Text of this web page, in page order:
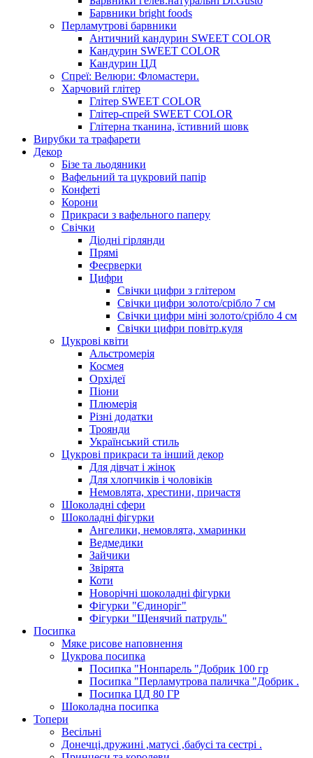
Барвники bright foods
Перламутрові барвники
Античний кандурин SWEET COLOR
Кандурин SWEET COLOR
Кандурин ЦД
Спреї: Велюри: Фломастери.
Харчовий глітер
Глітер SWEET COLOR
Глітер-спрей SWEET COLOR
Глітерна тканина, їстивний шовк
Вирубки та трафарети
Декор
Бізе та льодяники
Вафельний та цукровий папір
Конфеті
Корони
Прикраси з вафельного паперу
Свічки
Діодні гірлянди
Прямі
Феєрверки
Цифри
Свічки цифри з глітером
Свічки цифри золото/срібло 7 см
Свічки цифри міні золото/срібло 4 см
Свічки цифри повітр.куля
Цукрові квіти
Альстромерія
Космея
Орхідеї
Піони
Плюмерія
Різні додатки
Троянди
Український стиль
Цукрові прикраси та інший декор
Для дівчат і жінок
Для хлопчиків і чоловіків
Немовлята, хрестини, причастя
Шоколадні сфери
Шоколадні фігурки
Ангелики, немовлята, хмаринки
Ведмедики
Зайчики
Звірята
Коти
Новорічні шоколадні фігурки
Фігурки "Єдиноріг"
Фігурки "Щенячий патруль"
Посипка
Мяке рисове наповнення
Цукрова посипка
Посипка "Нонпарель "Добрик 100 гр
Посипка "Перламутрова паличка "Добрик .
Посипка ЦД 80 ГР
Шоколадна посипка
Топери
Весільні
Донечці,дружині ,матусі ,бабусі та сестрі .